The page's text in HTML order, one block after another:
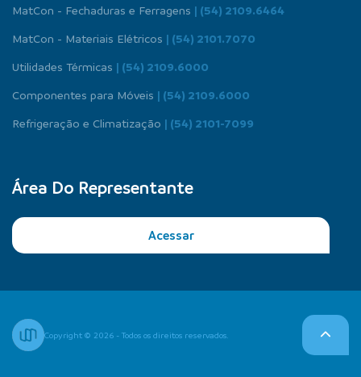
MatCon - Fechaduras e Ferragens | (54) 2109.6464
MatCon - Materiais Elétricos | (54) 2101.7070
Utilidades Térmicas | (54) 2109.6000
Componentes para Móveis | (54) 2109.6000
Refrigeração e Climatização | (54) 2101-7099
Área Do Representante
Acessar
Copyright © 2026 - Todos os direitos reservados.